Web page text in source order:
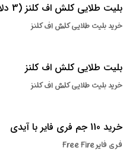
بلیت طلایی کلش اف کلنز (3 دلاری)
خرید بلیت طلایی کلش اف کلنز
بلیت طلایی کلش اف کلنز
خرید بلیت طلایی کلش اف کلنز
خرید 110 جم فری فایر با آیدی
فری فایر Free Fire